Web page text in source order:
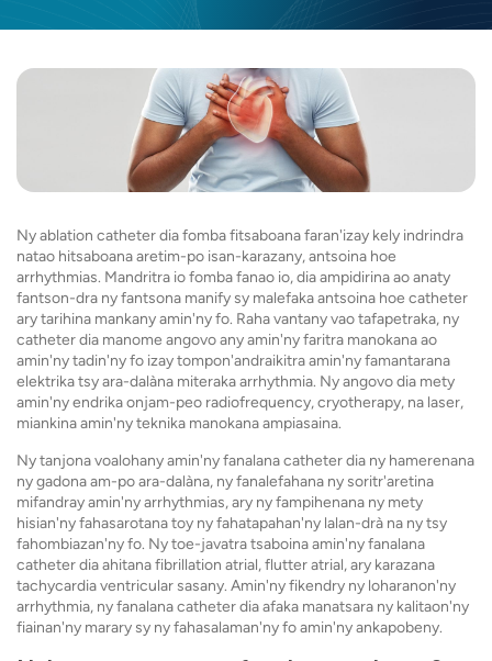
Ny ablation catheter dia fomba fitsaboana faran'izay kely indrindra
natao hitsaboana aretim-po isan-karazany, antsoina hoe
arrhythmias. Mandritra io fomba fanao io, dia ampidirina ao anaty
fantson-dra ny fantsona manify sy malefaka antsoina hoe catheter
ary tarihina mankany amin'ny fo. Raha vantany vao tafapetraka, ny
catheter dia manome angovo any amin'ny faritra manokana ao
amin'ny tadin'ny fo izay tompon'andraikitra amin'ny famantarana
elektrika tsy ara-dalàna miteraka arrhythmia. Ny angovo dia mety
amin'ny endrika onjam-peo radiofrequency, cryotherapy, na laser,
miankina amin'ny teknika manokana ampiasaina.
Ny tanjona voalohany amin'ny fanalana catheter dia ny hamerenana
ny gadona am-po ara-dalàna, ny fanalefahana ny soritr'aretina
mifandray amin'ny arrhythmias, ary ny fampihenana ny mety
hisian'ny fahasarotana toy ny fahatapahan'ny lalan-drà na ny tsy
fahombiazan'ny fo. Ny toe-javatra tsaboina amin'ny fanalana
catheter dia ahitana fibrillation atrial, flutter atrial, ary karazana
tachycardia ventricular sasany. Amin'ny fikendry ny loharanon'ny
arrhythmia, ny fanalana catheter dia afaka manatsara ny kalitaon'ny
fiainan'ny marary sy ny fahasalaman'ny fo amin'ny ankapobeny.